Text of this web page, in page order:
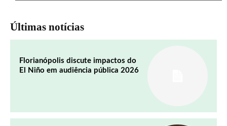
Últimas notícias
Florianópolis discute impactos do
El Niño em audiência pública 2026